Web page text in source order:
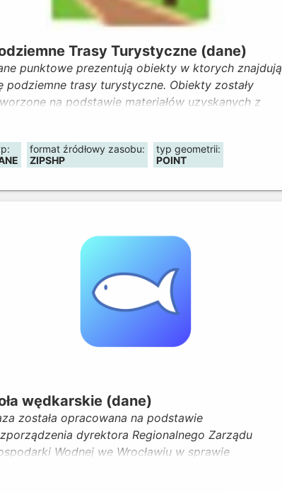
Trasy Turystyczne (dane)
punktowe prezentują obiekty w ktorych znajdują
podziemne trasy turystyczne. Obiekty zostały
na podstawie materiałów uzyskanych z
"Jaskinie Polski" pochodzących z
Instytutu Geologicznego. Dane zostały
format źródłowy zasobu:
ZIPSHP
typ geometrii:
POINT
wędkarskie (dane)
została opracowana na podstawie
dyrektora Regionalnego Zarządu
Wodnej we Wrocławiu w sprawie